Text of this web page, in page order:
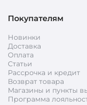
Покупателям
Новинки
Доставка
Оплата
Статьи
Рассрочка и кредит
Возврат товара
Магазины и пункты
Программа